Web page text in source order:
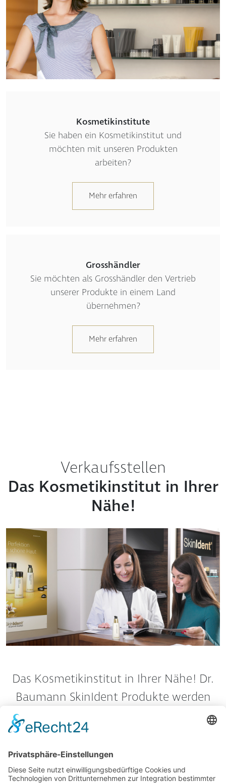
Kosmetikinstitute
Sie haben ein Kosmetikinstitut und
möchten mit unseren Produkten
arbeiten?
Mehr erfahren
Grosshändler
Sie möchten als Grosshändler den Vertrieb
unserer Produkte in einem Land
übernehmen?
Mehr erfahren
Verkaufsstellen
Das Kosmetikinstitut in Ihrer
Nähe!
Das Kosmetikinstitut in Ihrer Nähe! Dr.
Baumann SkinIdent Produkte werden
Schönheitsfarmen angeboten.
Mehr erfahren